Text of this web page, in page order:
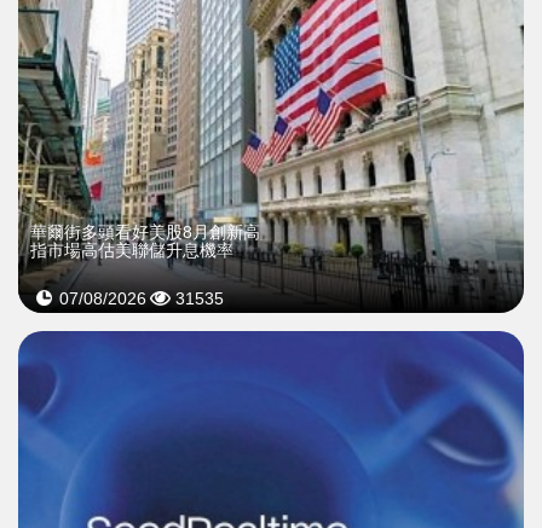
華爾街多頭看好美股8月創新高
指市場高估美聯儲升息機率
07/08/2026 31535